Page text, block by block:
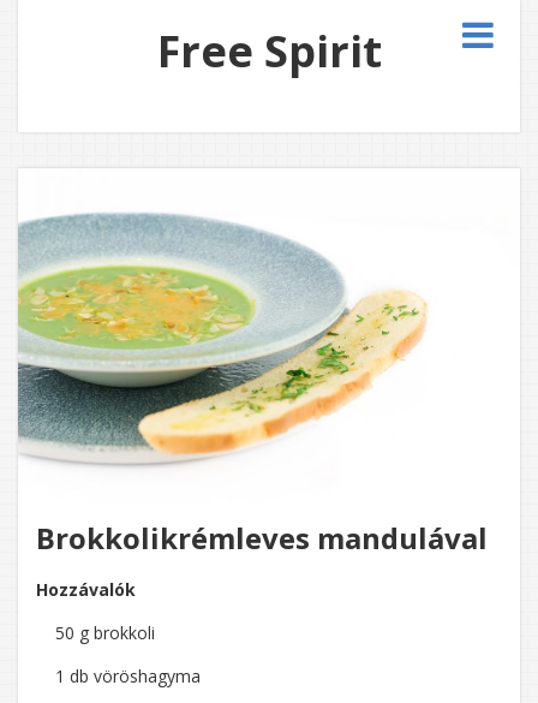
Free Spirit
Brokkolikrémleves mandulával
Hozzávalók
50 g brokkoli
1 db vöröshagyma